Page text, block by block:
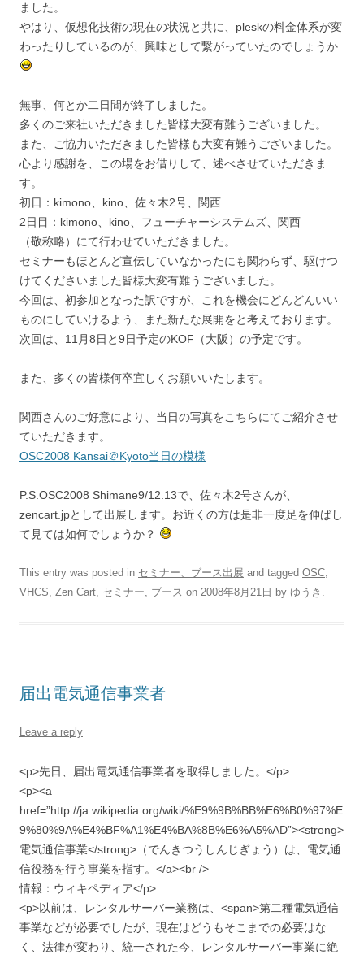
ました。
やはり、仮想化技術の現在の状況と共に、pleskの料金体系が変
わったりしているのが、興味として繋がっていたのでしょうか
無事、何とか二日間が終了しました。
多くのご来社いただきました皆様大変有難うございました。
また、ご協力いただきました皆様も大変有難うございました。
心より感謝を、この場をお借りして、述べさせていただきま
す。
初日：kimono、kino、佐々木2号、関西
2日目：kimono、kino、フューチャーシステムズ、関西
（敬称略）にて行わせていただきました。
セミナーもほとんど宣伝していなかったにも関わらず、駆けつ
けてくださいました皆様大変有難うございました。
今回は、初参加となった訳ですが、これを機会にどんどんいい
ものにしていけるよう、また新たな展開をと考えております。
次回は、11月8日と9日予定のKOF（大阪）の予定です。
また、多くの皆様何卒宜しくお願いいたします。
関西さんのご好意により、当日の写真をこちらにてご紹介させ
ていただきます。
OSC2008 Kansai＠Kyoto当日の模様
P.S.OSC2008 Shimane9/12.13で、佐々木2号さんが、
zencart.jpとして出展します。お近くの方は是非一度足を伸ばし
て見ては如何でしょうか？
This entry was posted in セミナー、ブース出展 and tagged OSC,
VHCS, Zen Cart, セミナー, ブース on 2008年8月21日 by ゆうき .
届出電気通信事業者
Leave a reply
<p>先日、届出電気通信事業者を取得しました。</p>
<p><a
href=”http://ja.wikipedia.org/wiki/%E9%9B%BB%E6%B0%97%E
9%80%9A%E4%BF%A1%E4%BA%8B%E6%A5%AD”><strong>
電気通信事業</strong>（でんきつうしんじぎょう）は、電気通
信役務を行う事業を指す。</a><br />
情報：ウィキペディア</p>
<p>以前は、レンタルサーバー業務は、<span>第二種電気通信
事業などが必要でしたが、現在はどうもそこまでの必要はな
く、法律が変わり、統一された今、レンタルサーバー事業に絶